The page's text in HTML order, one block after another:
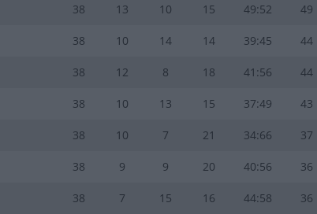
38 13 10 15 49:52 49
38 10 14 14 39:45 44
38 12 8 18 41:56 44
38 10 13 15 37:49 43
38 10 7 21 34:66 37
38 9 9 20 40:56 36
38 7 15 16 44:58 36